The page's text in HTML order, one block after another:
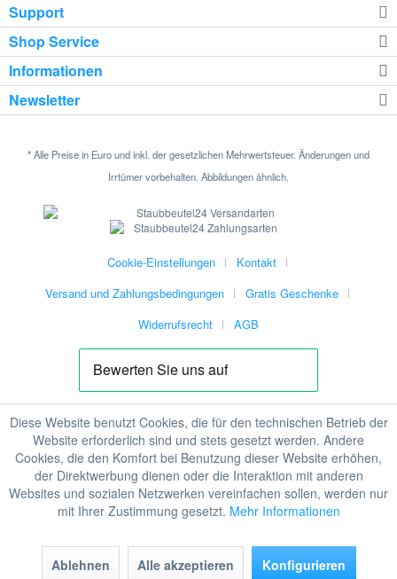
Support
Shop Service
Informationen
Newsletter
* Alle Preise in Euro und inkl. der gesetzlichen Mehrwertsteuer. Änderungen und
Irrtümer vorbehalten. Abbildungen ähnlich.
Cookie-Einstellungen
Kontakt
Versand und Zahlungsbedingungen
Gratis Geschenke
Widerrufsrecht
AGB
Diese Website benutzt Cookies, die für den technischen Betrieb der
Website erforderlich sind und stets gesetzt werden. Andere
Cookies, die den Komfort bei Benutzung dieser Website erhöhen,
der Direktwerbung dienen oder die Interaktion mit anderen
Websites und sozialen Netzwerken vereinfachen sollen, werden nur
mit Ihrer Zustimmung gesetzt. Mehr Informationen
Ablehnen Alle akzeptieren Konfigurieren